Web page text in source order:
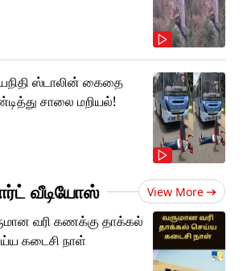
ஸ்டாலின் கைதை
சாலை மறியல்!
வீடியோஸ் View More
வரி கணக்கு தாக்கல்
கடைசி நாள்